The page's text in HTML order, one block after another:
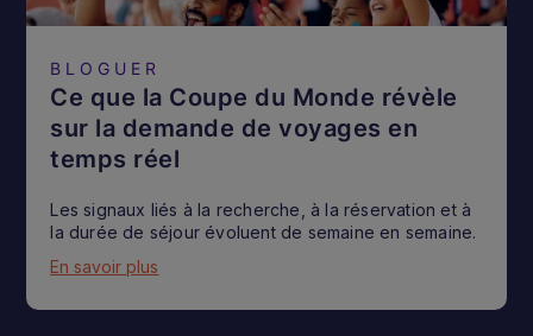
BLOGUER
Ce que la Coupe du Monde révèle
sur la demande de voyages en
temps réel
Les signaux liés à la recherche, à la réservation et à
la durée de séjour évoluent de semaine en semaine.
En savoir plus